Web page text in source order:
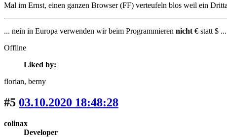
Mal im Ernst, einen ganzen Browser (FF) verteufeln blos weil ein
... nein in Europa verwenden wir beim Programmieren nicht € statt $ ...
Offline
Liked by:
florian, berny
#5 03.10.2020 18:48:28
colinax
Developer